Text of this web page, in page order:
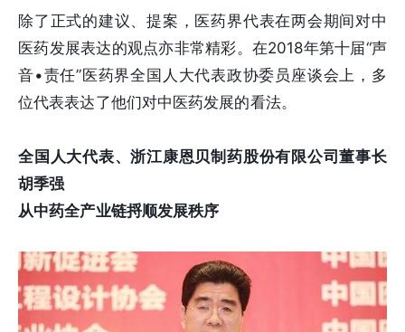
除了正式的建议、提案，医药界代表在两会期间对中
医药发展表达的观点亦非常精彩。在2018年第十届“声
音•责任”医药界全国人大代表政协委员座谈会上，多
位代表表达了他们对中医药发展的看法。
全国人大代表、浙江康恩贝制药股份有限公司董事长
胡季强
从中药全产业链捋顺发展秩序